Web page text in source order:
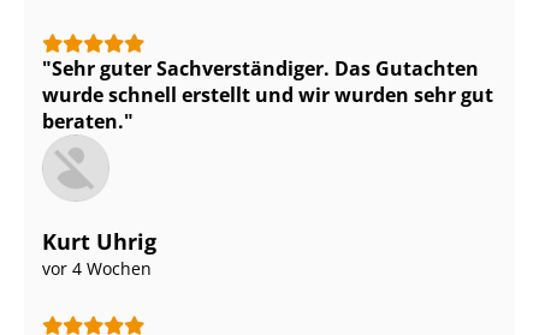
Sehr guter Sach­ver­stän­di­ger. Das Gutachten
wurde schnell erstellt und wir wurden sehr gut
beraten.
Kurt Uhrig
vor 4 Wochen